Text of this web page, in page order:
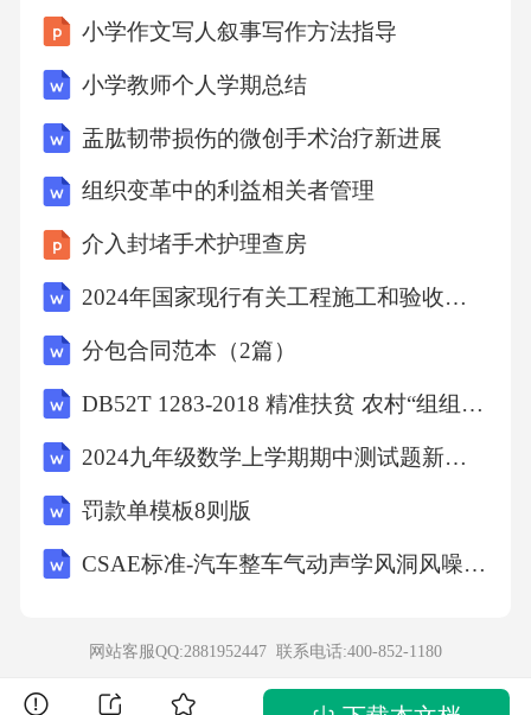
(1)播放课文听力，并引导学生圈出正确答案。
(2)再次播放听力，核对答案。再次播放图片问
物品颜色的句
3.Listenandread.并认真模仿发型：Whatcoloris
音，语音和语your...?并正确
课文。调。回答。
4.Let,sIeam.理解并记忆重
5.Fillandread.的用法。通过小组活动，
小学作文写人叙事写作方法指导
小学教师个人学期总结
盂肱韧带损伤的微创手术治疗新进展
组织变革中的利益相关者管理
介入封堵手术护理查房
2024年国家现行有关工程施工和验收的标准、规范、规程、图集合集
分包合同范本（2篇）
DB52T 1283-2018 精准扶贫 农村“组组通”硬化路建设与管理养护规范
2024九年级数学上学期期中测试题新版华东师大版
罚款单模板8则版
CSAE标准-汽车整车气动声学风洞风噪试验-车内风噪测量方法编制说明
网站客服QQ:2881952447 联系电话:400-852-1180